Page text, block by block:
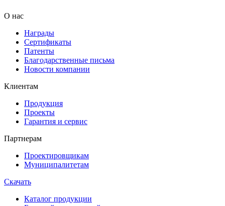
О нас
Награды
Сертификаты
Патенты
Благодарственные письма
Новости компании
Клиентам
Продукция
Проекты
Гарантия и сервис
Партнерам
Проектировщикам
Муниципалитетам
Скачать
Каталог продукции